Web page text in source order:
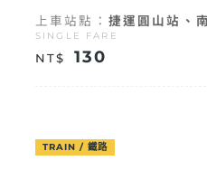
上車站點： 捷運圓山站、
SINGLE FARE
NT$ 130
TRAIN / 鐵路